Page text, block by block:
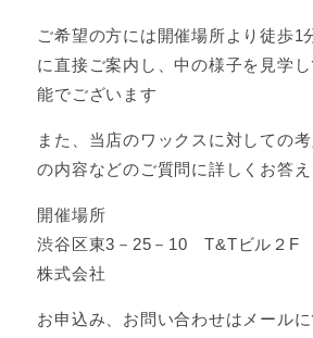
ご希望の方には開催場所より徒歩1
に直接ご案内し、中の様子を見学
能でございます
また、当店のワックスに対しての
の内容などのご質問に詳しくお答え
開催場所
渋谷区東3－25－10 T&Tビル２F
株式会社
お申込み、お問い合わせはメールに